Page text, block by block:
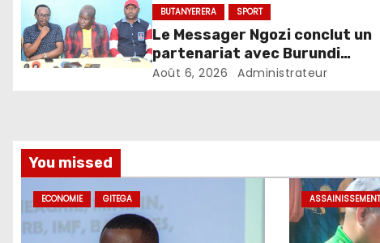
BUTANYERERA SPORT
Le Messager Ngozi conclut un
partenariat avec Burundi
Avocado Marketing pour sa
Août 6, 2026 Administrateur
You missed
ECONOMIE GITEGA ASSAINISSEMENT